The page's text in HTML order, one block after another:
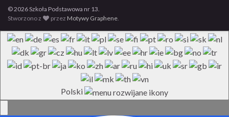
© 2026 Szkoła Podstawowa nr 13.
Stworzono z
przez Motywy Graphene
Polski